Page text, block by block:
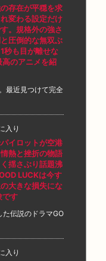
存在が平穏を求
変わる設定だけ
。規格外の強さ
圧倒的な無双ぶ
秒も目が離せな
のアニメを紹
最近見つけて完全
入り
イロットが空港
熱と挫折の物語
揺さぶり話題沸
LUCKは今す
大きな損失にな
です
伝説のドラマGO
入り